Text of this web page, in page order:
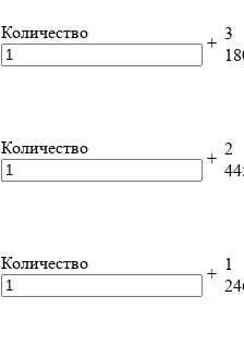
Количество
+ 3
Количество
+ 2
Количество
+ 1